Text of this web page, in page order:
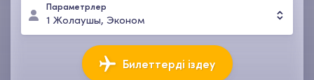
Параметрлер
1 Жолаушы, Эконом
Билеттерді іздеу